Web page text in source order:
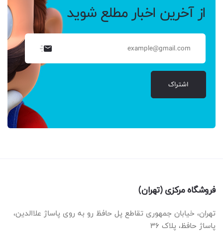
از آخرین اخبار مطلع شوید
اشتراک
فروشگاه مرکزی (تهران)
تهران، خیابان جمهوری تقاطع پل حافظ رو به روی پاساژ علاالدین،
پاساژ حافظ، پلاک ۳۶